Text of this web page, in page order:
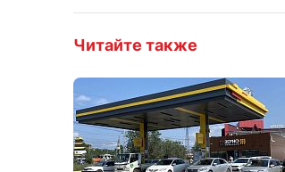
Читайте также